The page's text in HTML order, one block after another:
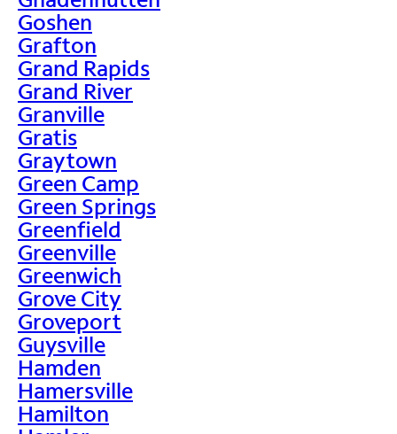
Goshen
Grafton
Grand Rapids
Grand River
Granville
Gratis
Graytown
Green Camp
Green Springs
Greenfield
Greenville
Greenwich
Grove City
Groveport
Guysville
Hamden
Hamersville
Hamilton